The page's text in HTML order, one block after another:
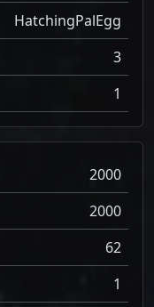
HatchingPalEgg
3
1
2000
2000
62
1